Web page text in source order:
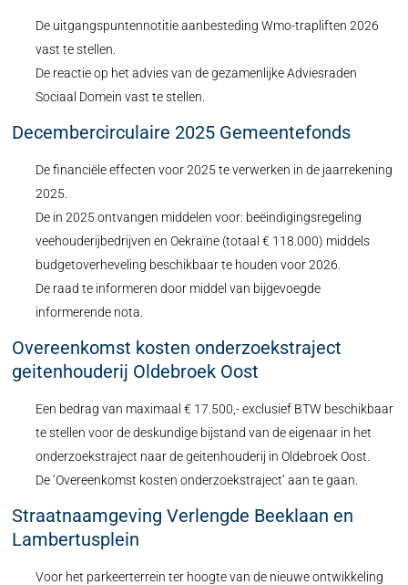
De uitgangspuntennotitie aanbesteding Wmo-trapliften 2026
vast te stellen.
De reactie op het advies van de gezamenlijke Adviesraden
Sociaal Domein vast te stellen.
Decembercirculaire 2025 Gemeentefonds
De financiële effecten voor 2025 te verwerken in de jaarrekening
2025.
De in 2025 ontvangen middelen voor: beëindigingsregeling
veehouderijbedrijven en Oekraïne (totaal € 118.000) middels
budgetoverheveling beschikbaar te houden voor 2026.
De raad te informeren door middel van bijgevoegde
informerende nota.
Overeenkomst kosten onderzoekstraject
geitenhouderij Oldebroek Oost
Een bedrag van maximaal € 17.500,- exclusief BTW beschikbaar
te stellen voor de deskundige bijstand van de eigenaar in het
onderzoekstraject naar de geitenhouderij in Oldebroek Oost.
De ‘Overeenkomst kosten onderzoekstraject’ aan te gaan.
Straatnaamgeving Verlengde Beeklaan en
Lambertusplein
Voor het parkeerterrein ter hoogte van de nieuwe ontwikkeling